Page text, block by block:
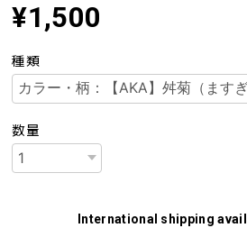
¥1,500
種類
数量
International shipping